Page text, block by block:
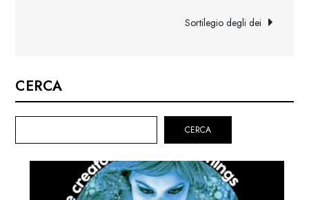
Sortilegio degli dei
CERCA
CERCA